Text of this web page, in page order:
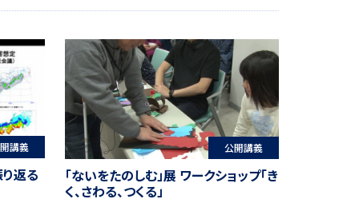
講義
返る
公開講義
「ないをたのしむ」展 ワークショップ「き
く、さわる、つくる」